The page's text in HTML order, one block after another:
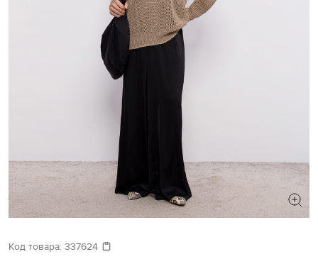
Давайте подберем что-то еще
Код товара: 337624